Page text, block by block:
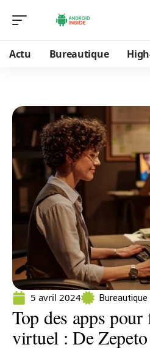
Actu Bureautique
5 avril 2024 Bureautique
Top des apps pour
virtuel : De